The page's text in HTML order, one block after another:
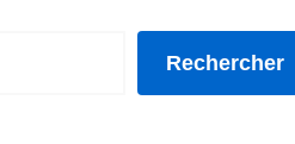
Rechercher